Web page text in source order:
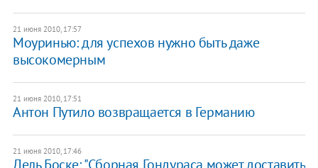
21 июня 2010, 17:57
Моуринью: для успехов нужно быть даже
высокомерным
21 июня 2010, 17:51
Антон Путило возвращается в Германию
21 июня 2010, 17:46
Дель Боске: "Сборная Гондураса может доставить